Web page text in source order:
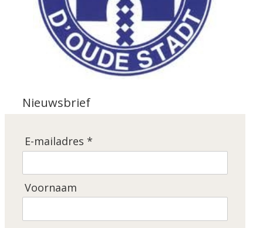
Nieuwsbrief
E-mailadres *
Voornaam